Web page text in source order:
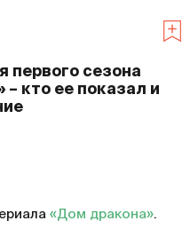
первого сезона
кто ее показал и
«Дом дракона».